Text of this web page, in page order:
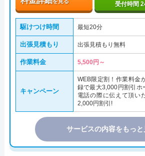
受付時間
駆けつけ時間 最短20分
出張見積もり 出張見積もり無料
作業料金 5,500円～
キャンペーン
WEB限定割！作業料金
録で最大3,000円割引ホ
電話の際に伝えて頂い
2,000円割引!
サービスの内容をもっと